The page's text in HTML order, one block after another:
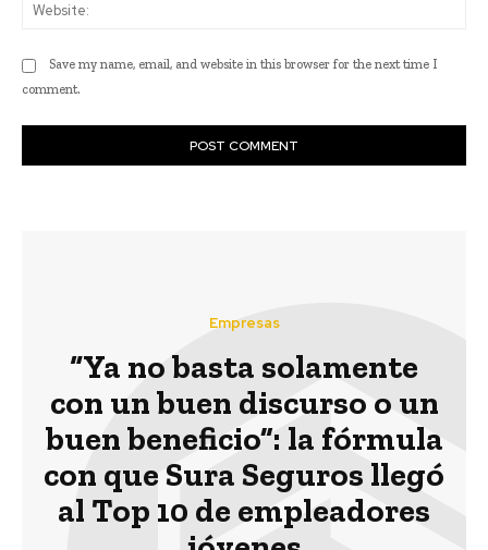
Save my name, email, and website in this browser for the next time I
comment.